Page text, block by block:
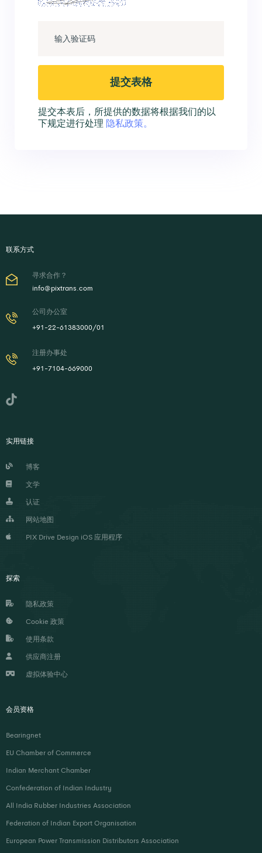
提交本表后，所提供的数据将根据我们的以
下规定进行处理 隐私政策。
联系方式
寻求合作？
info@pixtrans.com
公司办公室
+91-22-61383000/01
注册办事处
+91-7104-669000
实用链接
博客
文学
认证
网站地图
PIX Drive Design iOS 应用程序
探索
隐私政策
Cookie 政策
使用条款
供应商注册
虚拟体验中心
会员资格
Bearingnet
EU Chamber of Commerce
Indian Merchant Chamber
Confederation of Indian Industry
All India Rubber Industries Association
Federation of Indian Export Organisation
European Power Transmission Distributors Association